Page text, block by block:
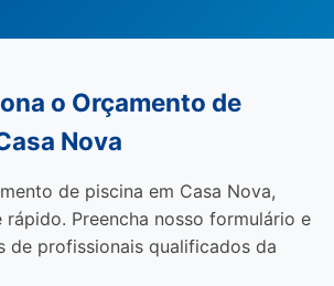
o Orçamento de
Nova
de piscina em Casa Nova,
rápido. Preencha nosso formulário e
de profissionais qualificados da